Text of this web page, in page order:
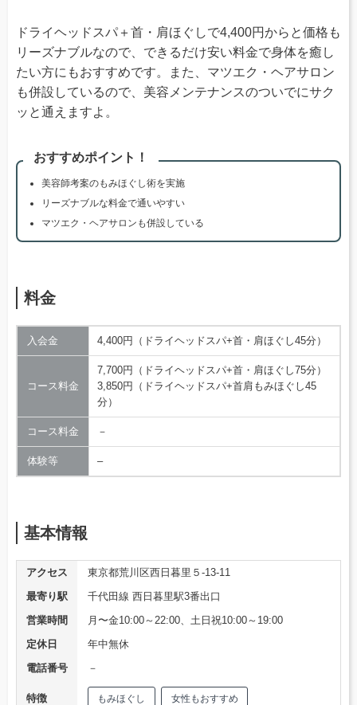
ドライヘッドスパ＋首・肩ほぐしで4,400円からと価格も
リーズナブルなので、できるだけ安い料金で身体を癒し
たい方にもおすすめです。また、マツエク・ヘアサロン
も併設しているので、美容メンテナンスのついでにサク
ッと通えますよ。
おすすめポイント！
美容師考案のもみほぐし術を実施
リーズナブルな料金で通いやすい
マツエク・ヘアサロンも併設している
料金
入会金 4,400円（ドライヘッドスパ+首・肩ほぐし45分）
コース料金
7,700円（ドライヘッドスパ+首・肩ほぐし75分）
3,850円（ドライヘッドスパ+首肩もみほぐし45
分）
コース料金 －
体験等 –
基本情報
アクセス
東京都荒川区西日暮里５-13-11
最寄り駅
千代田線 西日暮里駅3番出口
営業時間
月〜金10:00～22:00、土日祝10:00～19:00
定休日
年中無休
電話番号
－
特徴 もみほぐし 女性もおすすめ